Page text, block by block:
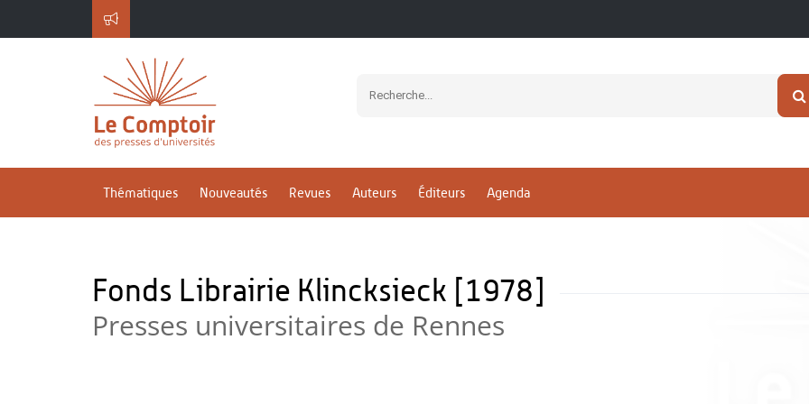
Thématiques Nouveautés Revues Auteurs Éditeurs Agenda
Fonds Librairie Klincksieck [1978]
Presses universitaires de Rennes